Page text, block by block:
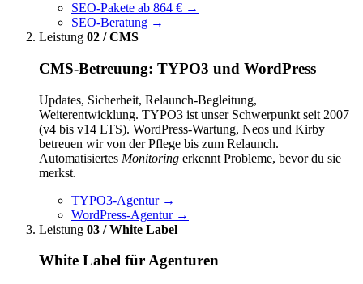
SEO-Pakete ab 864 € →
SEO-Beratung →
Leistung 02 / CMS
CMS-Betreuung: TYPO3 und WordPress
Updates, Sicherheit, Relaunch-Begleitung,
Weiterentwicklung. TYPO3 ist unser Schwerpunkt seit 2007
(v4 bis v14 LTS). WordPress-Wartung, Neos und Kirby
betreuen wir von der Pflege bis zum Relaunch.
Automatisiertes Monitoring erkennt Probleme, bevor du sie
merkst.
TYPO3-Agentur →
WordPress-Agentur →
Leistung 03 / White Label
White Label für Agenturen